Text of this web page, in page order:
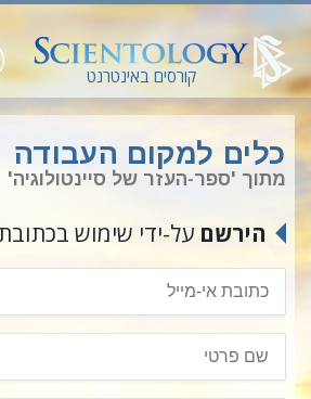
קורסים באינטרנט
כלים למקום העבודה
מתוך 'ספר-העזר של סיינטולוגיה'
הירשם על-ידי שימוש